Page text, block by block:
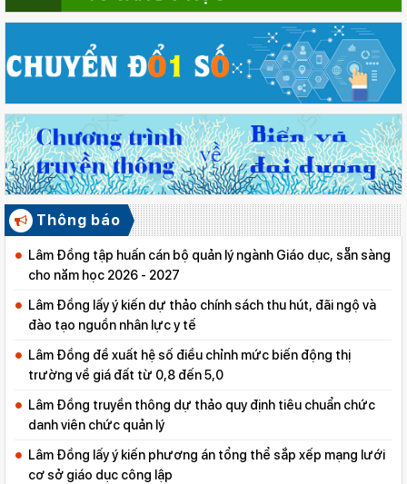
Thông báo
Lâm Đồng tập huấn cán bộ quản lý ngành Giáo dục, sẵn sàng
cho năm học 2026 - 2027
Lâm Đồng lấy ý kiến dự thảo chính sách thu hút, đãi ngộ và
đào tạo nguồn nhân lực y tế
Lâm Đồng đề xuất hệ số điều chỉnh mức biến động thị
trường về giá đất từ 0,8 đến 5,0
Lâm Đồng truyền thông dự thảo quy định tiêu chuẩn chức
danh viên chức quản lý
Lâm Đồng lấy ý kiến phương án tổng thể sắp xếp mạng lưới
cơ sở giáo dục công lập